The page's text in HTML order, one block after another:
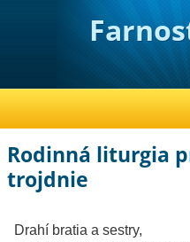
Rodinná liturgia
trojdnie
Drahí bratia a sestry,